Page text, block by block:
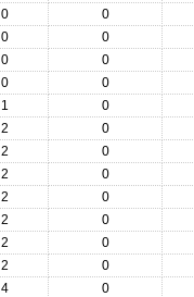
0 0
0 0
0 0
0 0
1 0
2 0
2 0
2 0
2 0
2 0
2 0
2 0
4 0